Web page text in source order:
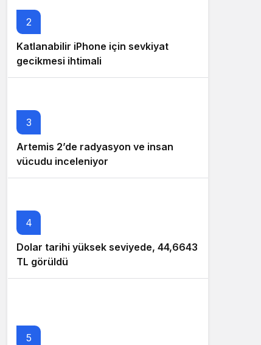
2
Katlanabilir iPhone için sevkiyat
gecikmesi ihtimali
3
Artemis 2’de radyasyon ve insan
vücudu inceleniyor
4
Dolar tarihi yüksek seviyede, 44,6643
TL görüldü
5